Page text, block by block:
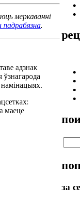
меркаванні
падрабязна.
адзнак
ўзнагарода
маеце
за